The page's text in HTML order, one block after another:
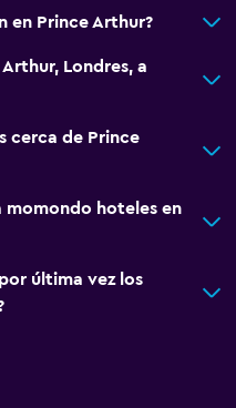
en Prince Arthur?
Londres, a
cerca de Prince
momondo hoteles en
última vez los